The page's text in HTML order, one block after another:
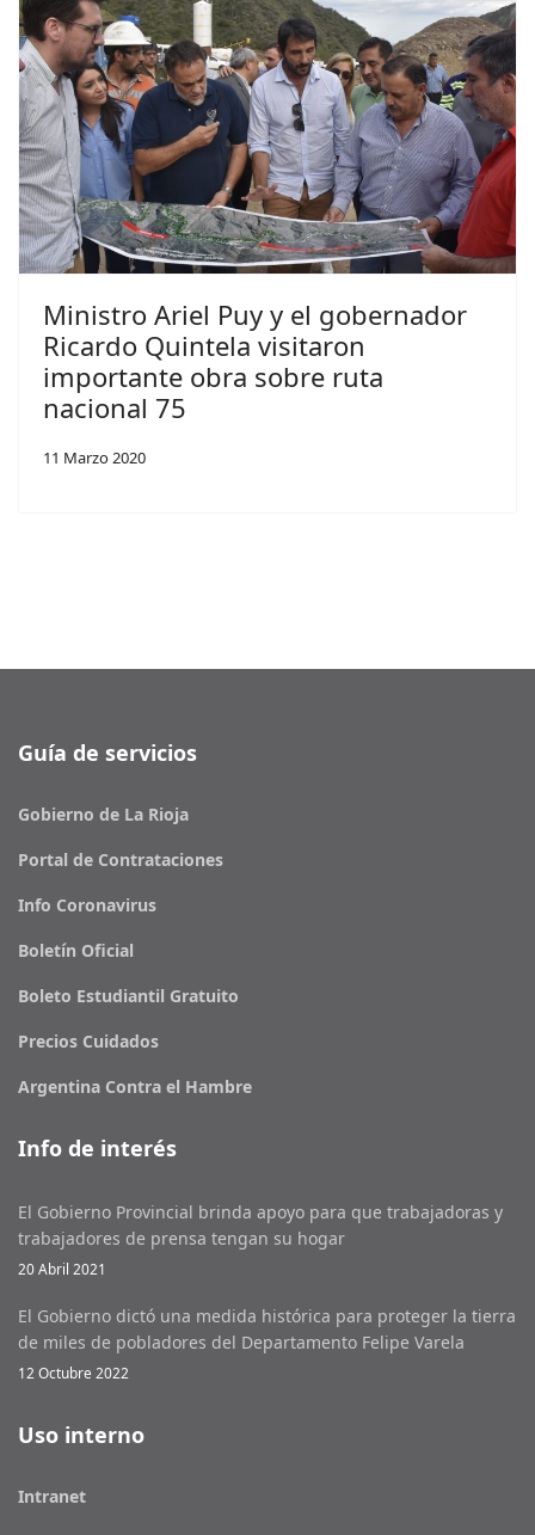
Ministro Ariel Puy y el gobernador
Ricardo Quintela visitaron
importante obra sobre ruta
nacional 75
11 Marzo 2020
Guía de servicios
Gobierno de La Rioja
Portal de Contrataciones
Info Coronavirus
Boletín Oficial
Boleto Estudiantil Gratuito
Precios Cuidados
Argentina Contra el Hambre
Info de interés
El Gobierno Provincial brinda apoyo para que trabajadoras y
trabajadores de prensa tengan su hogar
20 Abril 2021
El Gobierno dictó una medida histórica para proteger la tierra
de miles de pobladores del Departamento Felipe Varela
12 Octubre 2022
Uso interno
Intranet